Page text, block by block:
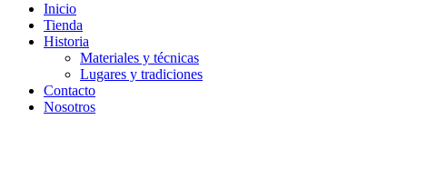
Inicio
Tienda
Historia
Materiales y técnicas
Lugares y tradiciones
Contacto
Nosotros